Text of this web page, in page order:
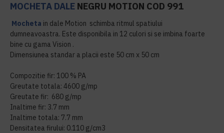
MOCHETA DALE NEGRU MOTION COD 991
Mocheta in dale Motion schimba ritmul spatiului
dumneavoastra. Este disponibila in 12 culori si se imbina foarte
bine cu gama Vision .
Dimensiunea standar a placii este 50 cm x 50 cm
Compozitie fir: 100 % PA
Greutate totala: 4600 g/mp
Greutate fir: 680 g/mp
Inaltime fir: 3.7 mm
Inaltime totala: 7.7 mm
Densitatea firului: 0.110 g/cm3